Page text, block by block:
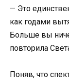
— Это
как годами
Больше вы
повторила
Поняв, что